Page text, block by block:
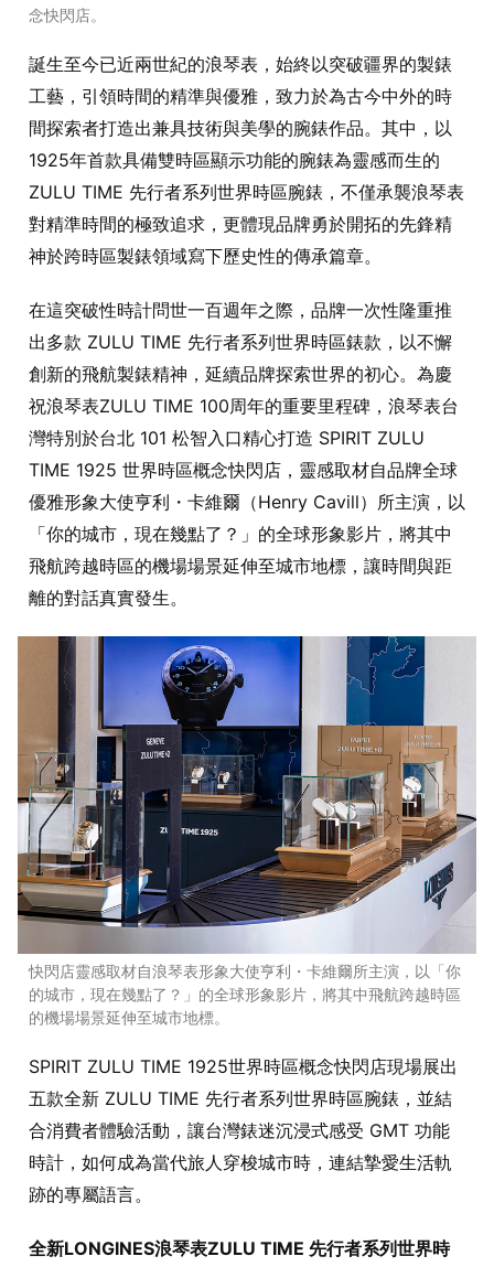
念快閃店。
誕生至今已近兩世紀的浪琴表，始終以突破疆界的製錶
工藝，引領時間的精準與優雅，致力於為古今中外的時
間探索者打造出兼具技術與美學的腕錶作品。其中，以
1925年首款具備雙時區顯示功能的腕錶為靈感而生的
ZULU TIME 先行者系列世界時區腕錶，不僅承襲浪琴表
對精準時間的極致追求，更體現品牌勇於開拓的先鋒精
神於跨時區製錶領域寫下歷史性的傳承篇章。
在這突破性時計問世一百週年之際，品牌一次性隆重推
出多款 ZULU TIME 先行者系列世界時區錶款，以不懈
創新的飛航製錶精神，延續品牌探索世界的初心。為慶
祝浪琴表ZULU TIME 100周年的重要里程碑，浪琴表台
灣特別於台北 101 松智入口精心打造 SPIRIT ZULU
TIME 1925 世界時區概念快閃店，靈感取材自品牌全球
優雅形象大使亨利・卡維爾（Henry Cavill）所主演，以
「你的城市，現在幾點了？」的全球形象影片，將其中
飛航跨越時區的機場場景延伸至城市地標，讓時間與距
離的對話真實發生。
快閃店靈感取材自浪琴表形象大使亨利・卡維爾所主演，以「你
的城市，現在幾點了？」的全球形象影片，將其中飛航跨越時區
的機場場景延伸至城市地標。
SPIRIT ZULU TIME 1925世界時區概念快閃店現場展出
五款全新 ZULU TIME 先行者系列世界時區腕錶，並結
合消費者體驗活動，讓台灣錶迷沉浸式感受 GMT 功能
時計，如何成為當代旅人穿梭城市時，連結摯愛生活軌
跡的專屬語言。
全新LONGINES浪琴表ZULU TIME 先行者系列世界時